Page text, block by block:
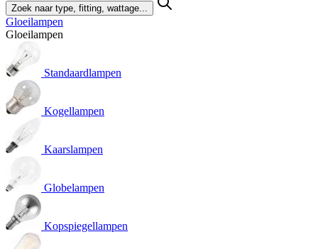
Gloeilampen
Gloeilampen
Standaardlampen
Kogellampen
Kaarslampen
Globelampen
Kopspiegellampen